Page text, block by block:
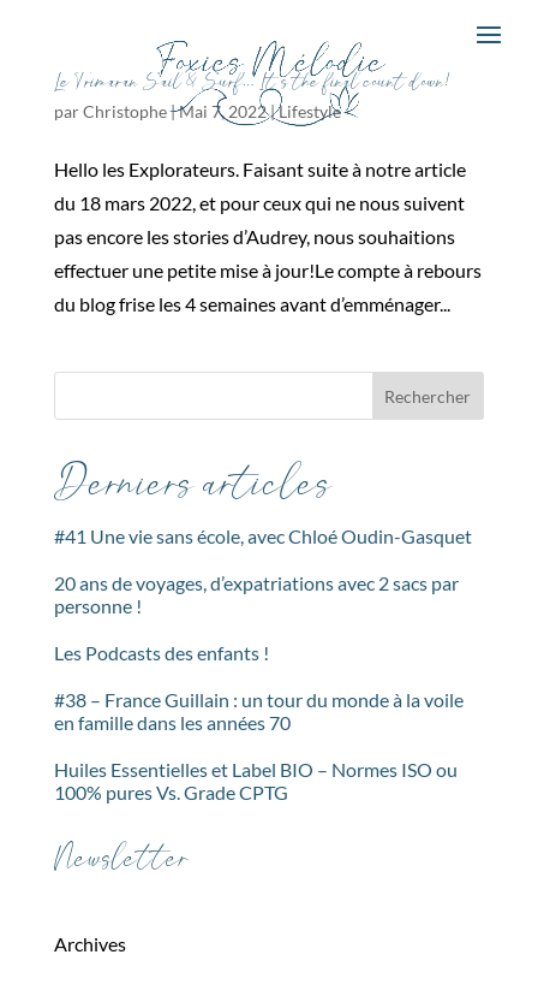
Le Trimaran Sail & Surf… It’s the final count down!
parChristophe|Mai 7, 2022|Lifestyle
Hello les Explorateurs. Faisant suite à notre article
du 18 mars 2022, et pour ceux qui ne nous suivent
pas encore les stories d’Audrey, nous souhaitions
effectuer une petite mise à jour!Le compte à rebours
du blog frise les 4 semaines avant d’emménager...
Rechercher
Derniers articles
#41 Une vie sans école, avec Chloé Oudin-Gasquet
20 ans de voyages, d’expatriations avec 2 sacs par
personne !
Les Podcasts des enfants !
#38 – France Guillain : un tour du monde à la voile
en famille dans les années 70
Huiles Essentielles et Label BIO – Normes ISO ou
100% pures Vs. Grade CPTG
Newsletter
Archives